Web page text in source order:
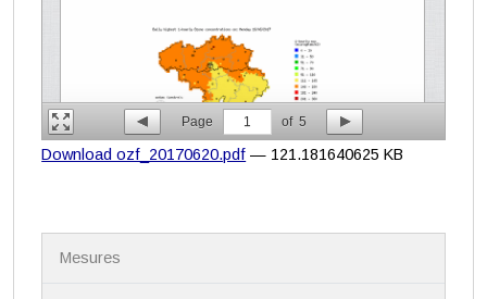
Page 1 of 5
Download ozf_20170620.pdf — 121.181640625 KB
Mesures